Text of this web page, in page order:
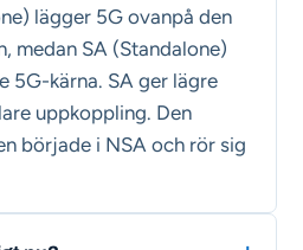
lägger 5G ovanpå den
medan SA (Standalone)
5G-kärna. SA ger lägre
uppkoppling. Den
började i NSA och rör sig